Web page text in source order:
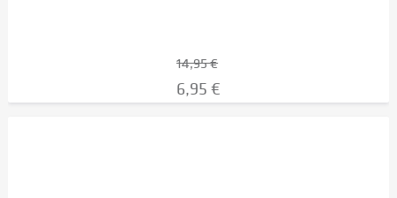
14,95 €
6,95 €